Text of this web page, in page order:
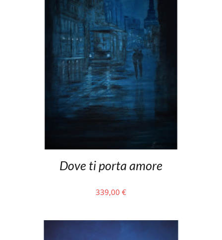
Dove ti porta amore
339,00 €